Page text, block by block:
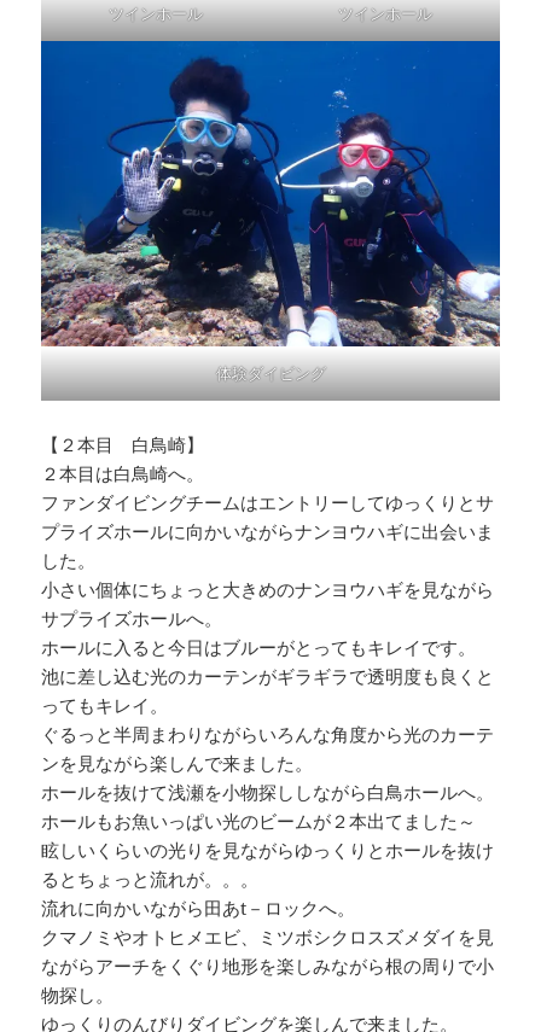
ツインホール ツインホール
体験ダイビング
【２本目 白鳥崎】
２本目は白鳥崎へ。
ファンダイビングチームはエントリーしてゆっくりとサ
プライズホールに向かいながらナンヨウハギに出会いま
した。
小さい個体にちょっと大きめのナンヨウハギを見ながら
サプライズホールへ。
ホールに入ると今日はブルーがとってもキレイです。
池に差し込む光のカーテンがギラギラで透明度も良くと
ってもキレイ。
ぐるっと半周まわりながらいろんな角度から光のカーテ
ンを見ながら楽しんで来ました。
ホールを抜けて浅瀬を小物探ししながら白鳥ホールへ。
ホールもお魚いっぱい光のビームが２本出てました～
眩しいくらいの光りを見ながらゆっくりとホールを抜け
るとちょっと流れが。。。
流れに向かいながら田あt－ロックへ。
クマノミやオトヒメエビ、ミツボシクロスズメダイを見
ながらアーチをくぐり地形を楽しみながら根の周りで小
物探し。
ゆっくりのんびりダイビングを楽しんで来ました。